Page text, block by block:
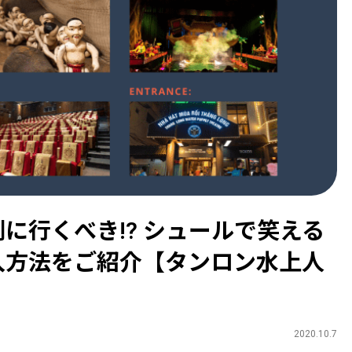
行くべき!? シュールで笑える
法をご紹介【タンロン水上人
2020.10.7